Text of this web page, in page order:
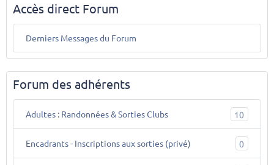
Accès direct Forum
Derniers Messages du Forum
Forum des adhérents
Adultes : Randonnées & Sorties Clubs 10
Encadrants - Inscriptions aux sorties (privé) 0